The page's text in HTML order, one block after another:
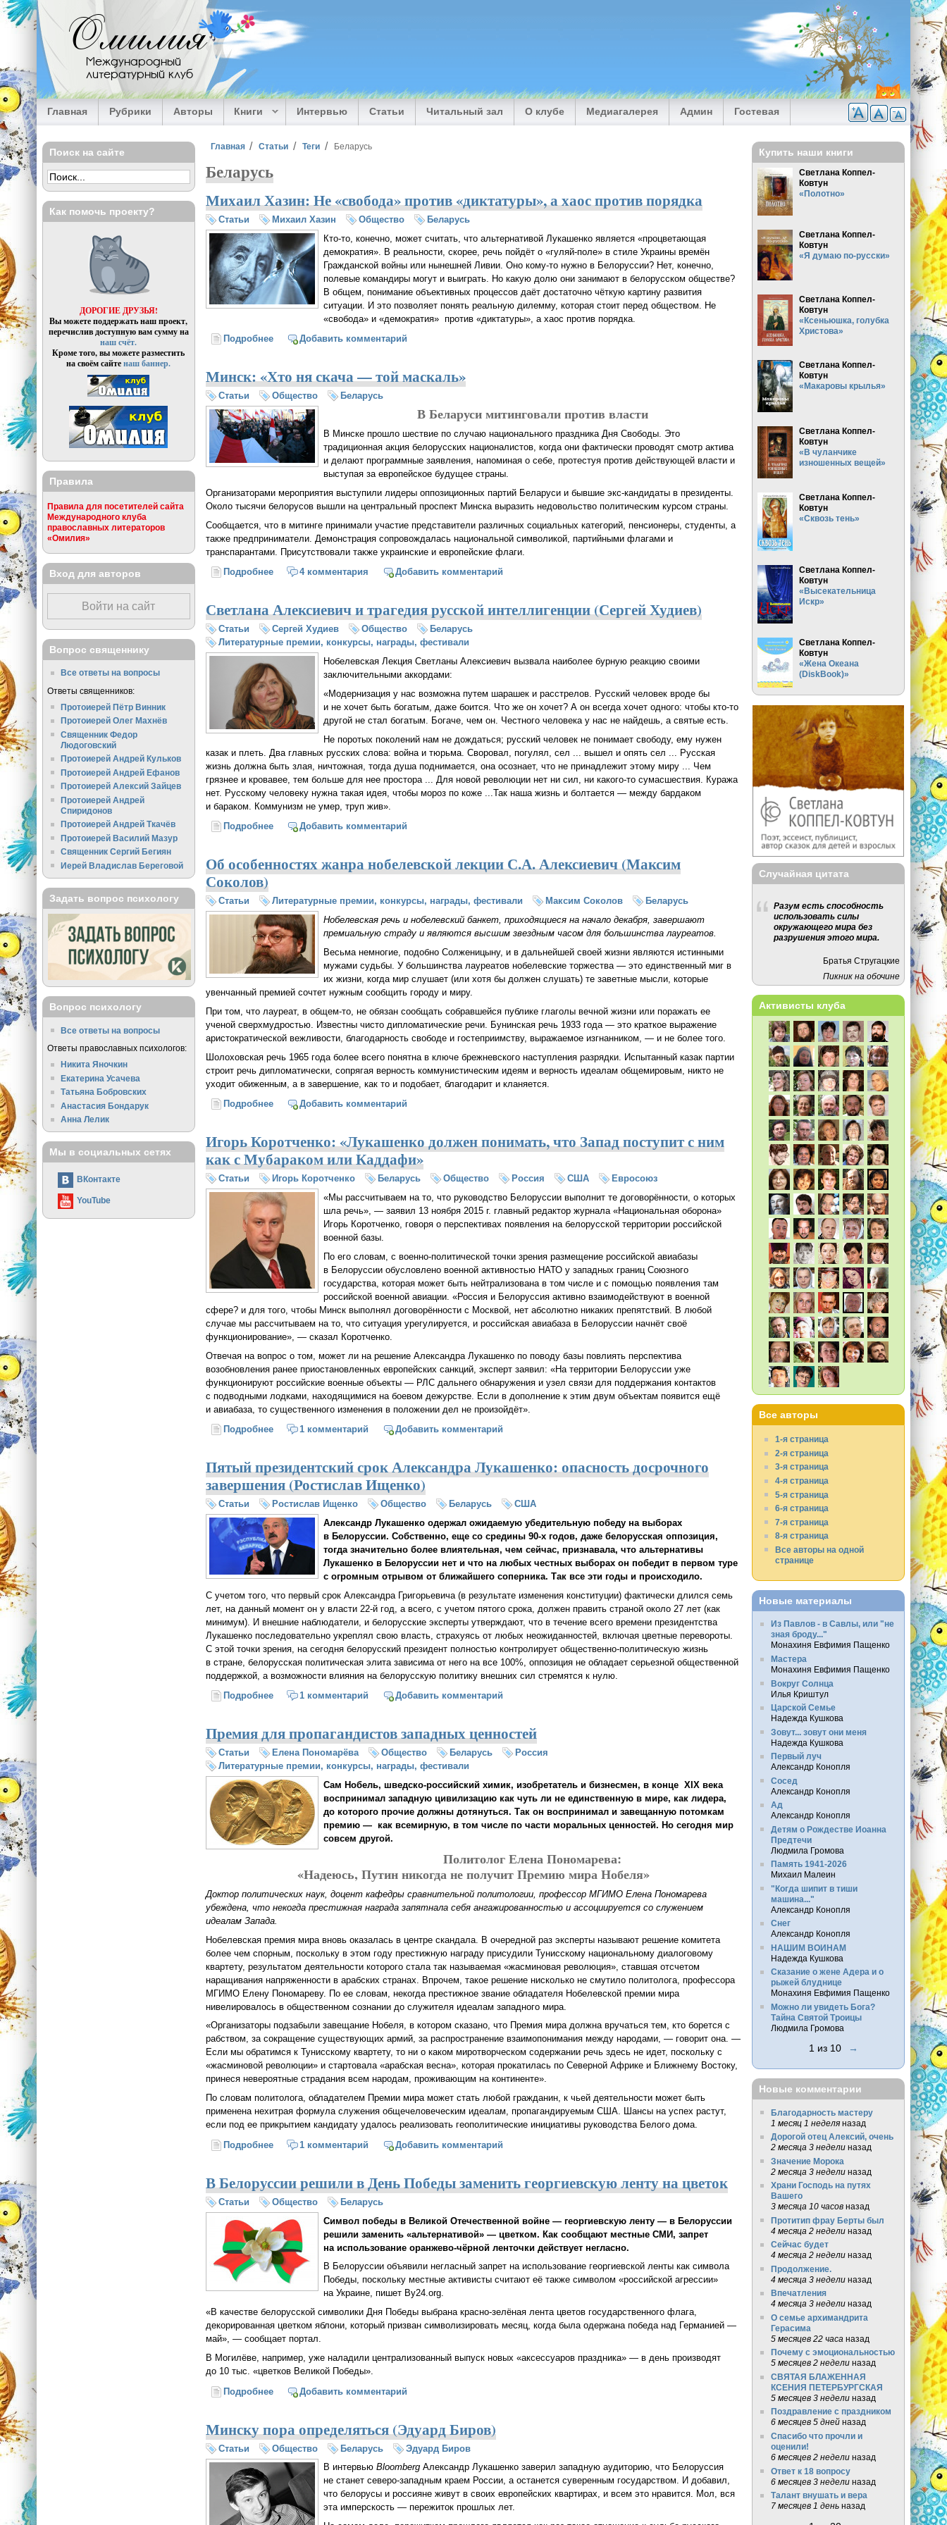
Перейти к основному содержанию
Омилия
Международный
литературный клуб
Главная Рубрики Авторы Книги Интервью Статьи Читальный зал О клубе Медиагалерея Админ Гостевая
Вы здесь
Главная Статьи Теги Беларусь
Беларусь
Михаил Хазин: Не «свобода» против «диктатуры», а хаос против порядка
Статьи Михаил Хазин Общество
Беларусь
Кто-то, конечно, может считать, что альтернативой Лукашенко является «процветающая
демократия». В реальности, скорее, речь пойдёт о «гуляй-поле» в стиле Украины времён
Гражданской войны или нынешней Ливии. Оно кому-то нужно в Белоруссии? Нет, конечно,
полевые командиры могут и выиграть. Но какую долю они занимают в белорусском обществе?
В общем, понимание объективных процессов даёт достаточно чёткую картину развития
ситуации. И это позволяет понять реальную дилемму, которая стоит перед обществом. Не
«свобода» и «демократия» против «диктатуры», а хаос против порядка.
Подробнеео Михаил Хазин: Не «свобода» против «диктатуры», а хаос против порядка
Добавить комментарий
Минск: «Хто ня скача — той маскаль»
Статьи Общество Беларусь
В Беларуси митинговали против власти
В Минске прошло шествие по случаю национального праздника Дня Свободы. Это
традиционная акция белорусских националистов, когда они фактически проводят смотр актива
и делают программные заявления, напоминая о себе, протестуя против действующей власти и
выступая за европейское будущее страны.
Организаторами мероприятия выступили лидеры оппозиционных партий Беларуси и бывшие экс-кандидаты в президенты.
Около тысячи белорусов вышли на центральный проспект Минска выразить недовольство политическим курсом страны.
Сообщается, что в митинге принимали участие представители различных социальных категорий, пенсионеры, студенты, а
также предприниматели. Демонстрация сопровождалась национальной символикой, партийными флагами и
транспарантами. Присутствовали также украинские и европейские флаги.
Подробнеео Минск: «Хто ня скача — той маскаль»
4 комментария Добавить комментарий
Светлана Алексиевич и трагедия русской интеллигенции (Сергей Худиев)
Статьи Сергей Худиев Общество
Беларусь
Литературные премии, конкурсы, награды, фестивали
Нобелевская Лекция Светланы Алексиевич вызвала наиболее бурную реакцию своими
заключительными аккордами:
«Модернизация у нас возможна путем шарашек и расстрелов. Русский человек вроде бы
и не хочет быть богатым, даже боится. Что же он хочет? А он всегда хочет одного: чтобы кто-то
другой не стал богатым. Богаче, чем он. Честного человека у нас не найдешь, а святые есть.
Не поротых поколений нам не дождаться; русский человек не понимает свободу, ему нужен
казак и плеть. Два главных русских слова: война и тюрьма. Своровал, погулял, сел ... вышел и опять сел ... Русская
жизнь должна быть злая, ничтожная, тогда душа поднимается, она осознает, что не принадлежит этому миру ... Чем
грязнее и кровавее, тем больше для нее простора ... Для новой революции нет ни сил, ни какого-то сумасшествия. Куража
нет. Русскому человеку нужна такая идея, чтобы мороз по коже ...Так наша жизнь и болтается — между бардаком
и бараком. Коммунизм не умер, труп жив».
Подробнеео Светлана Алексиевич и трагедия русской интеллигенции (Сергей Худиев)
Добавить комментарий
Об особенностях жанра нобелевской лекции С.А. Алексиевич (Максим
Соколов)
Статьи Литературные премии, конкурсы, награды, фестивали Максим Соколов
Беларусь
Нобелевская речь и нобелевский банкет, приходящиеся на начало декабря, завершают
премиальную страду и являются высшим звездным часом для большинства лауреатов.
Весьма немногие, подобно Солженицыну, и в дальнейшей своей жизни являются истинными
мужами судьбы. У большинства лауреатов нобелевские торжества — это единственный миг в
их жизни, когда мир слушает (или хотя бы должен слушать) те заветные мысли, которые
увенчанный премией сочтет нужным сообщить городу и миру.
При том, что лауреат, в общем-то, не обязан сообщать собравшейся публике глаголы вечной жизни или поражать ее
ученой сверхмудростью. Известны чисто дипломатические речи. Бунинская речь 1933 года — это краткое выражение
аристократической вежливости, благодарность свободе и гостеприимству, выражаемое изгнанником, — и не более того.
Шолоховская речь 1965 года более всего понятна в ключе брежневского наступления разрядки. Испытанный казак партии
строит речь дипломатически, сопрягая верность коммунистическим идеям и верность идеалам общемировым, никто не
уходит обиженным, а в завершение, как то и подобает, благодарит и кланяется.
Подробнеео Об особенностях жанра нобелевской лекции С.А. Алексиевич (Максим Соколов)
Добавить комментарий
Игорь Коротченко: «Лукашенко должен понимать, что Запад поступит с ним
как с Мубараком или Каддафи»
Статьи Игорь Коротченко Беларусь Общество Россия США
Евросоюз
«Мы рассчитываем на то, что руководство Белоруссии выполнит те договорённости, о которых
шла речь», — заявил 13 ноября 2015 г. главный редактор журнала «Национальная оборона»
Игорь Коротченко, говоря о перспективах появления на белорусской территории российской
военной базы.
По его словам, с военно-политической точки зрения размещение российской авиабазы
в Белоруссии обусловлено военной активностью НАТО у западных границ Союзного
государства, которая может быть нейтрализована в том числе и с помощью появления там
российской военной авиации. «Россия и Белоруссия активно взаимодействуют в военной
сфере? и для того, чтобы Минск выполнял договорённости с Москвой, нет абсолютно никаких препятствий. В любой
случае мы рассчитываем на то, что ситуация урегулируется, и российская авиабаза в Белоруссии начнёт своё
функционирование», — сказал Коротченко.
Отвечая на вопрос о том, может ли на решение Александра Лукашенко по поводу базы повлиять перспектива
возобновления ранее приостановленных европейских санкций, эксперт заявил: «На территории Белоруссии уже
функционируют российские военные объекты — РЛС дальнего обнаружения и узел связи для поддержания контактов
с подводными лодками, находящимися на боевом дежурстве. Если в дополнение к этим двум объектам появится ещё
и авиабаза, то существенного изменения в положении дел не произойдёт».
Подробнеео Игорь Коротченко: «Лукашенко должен понимать, что Запад поступит с ним как с Мубараком или Каддафи»
1 комментарий Добавить комментарий
Пятый президентский срок Александра Лукашенко: опасность досрочного
завершения (Ростислав Ищенко)
Статьи Ростислав Ищенко Общество Беларусь
США
Александр Лукашенко одержал ожидаемую убедительную победу на выборах
в Белоруссии. Собственно, еще со средины 90-х годов, даже белорусская оппозиция,
тогда значительно более влиятельная, чем сейчас, признавала, что альтернативы
Лукашенко в Белоруссии нет и что на любых честных выборах он победит в первом туре
с огромным отрывом от ближайшего соперника. Так все эти годы и происходило.
С учетом того, что первый срок Александра Григорьевича (в результате изменения конституции) фактически длился семь
лет, на данный момент он у власти 22-й год, а всего, с учетом пятого срока, должен править страной около 27 лет (как
минимум). И внешние наблюдатели, и белорусские эксперты утверждают, что в течение всего времени президентства
Лукашенко последовательно укреплял свою власть, страхуясь от любых неожиданностей, включая цветные перевороты.
С этой точки зрения, на сегодня белорусский президент полностью контролирует общественно-политическую жизнь
в стране, белорусская политическая элита зависима от него на все 100%, оппозиция не обладает серьезной общественной
поддержкой, а возможности влияния на белорусскую политику внешних сил стремятся к нулю.
Подробнеео Пятый президентский срок Александра Лукашенко: опасность досрочного завершения (Ростислав Ищенко)
1 комментарий Добавить комментарий
Премия для пропагандистов западных ценностей
Статьи Елена Пономарёва Общество Беларусь
Россия
Литературные премии, конкурсы, награды, фестивали
Сам Нобель, шведско-российский химик, изобретатель и бизнесмен, в конце XIX века
воспринимал западную цивилизацию как чуть ли не единственную в мире, как лидера,
до которого прочие должны дотянуться. Так он воспринимал и завещанную потомкам
премию — как всемирную, в том числе по части моральных ценностей. Но сегодня мир
совсем другой.
Политолог Елена Пономарева:
«Надеюсь, Путин никогда не получит Премию мира Нобеля»
Доктор политических наук, доцент кафедры сравнительной политологии, профессор МГИМО Елена Пономарева
убеждена, что некогда престижная награда запятнала себя ангажированностью и ассоциируется со служением
идеалам Запада.
Нобелевская премия мира вновь оказалась в центре скандала. В очередной раз эксперты называют решение комитета
более чем спорным, поскольку в этом году престижную награду присудили Тунисскому национальному диалоговому
квартету, результатом деятельности которого стала так называемая «жасминовая революция», ставшая отсчетом
наращивания напряженности в арабских странах. Впрочем, такое решение нисколько не смутило политолога, профессора
МГИМО Елену Пономареву. По ее словам, некогда престижное звание обладателя Нобелевской премии мира
нивелировалось в общественном сознании до служителя идеалам западного мира.
«Организаторы подзабыли завещание Нобеля, в котором сказано, что Премия мира должна вручаться тем, кто борется с
рабством, за сокращение существующих армий, за распространение взаимопонимания между народами, — говорит она. —
Если мы обратимся к Тунисскому квартету, то ни о каком миротворческом содержании речь здесь не идет, поскольку с
«жасминовой революции» и стартовала «арабская весна», которая прокатилась по Северной Африке и Ближнему Востоку,
принеся невероятные страдания всем народам, проживающим на континенте».
По словам политолога, обладателем Премии мира может стать любой гражданин, к чьей деятельности может быть
применена нехитрая формула служения общечеловеческим идеалам, пропагандируемым США. Шансы на успех растут,
если под ее прикрытием кандидату удалось реализовать геополитические инициативы руководства Белого дома.
Подробнеео Премия для пропагандистов западных ценностей
1 комментарий Добавить комментарий
В Белоруссии решили в День Победы заменить георгиевскую ленту на цветок
Статьи Общество
Беларусь
Символ победы в Великой Отечественной войне — георгиевскую ленту — в Белоруссии
решили заменить «альтернативой» — цветком. Как сообщают местные СМИ, запрет
на использование оранжево-чёрной ленточки действует негласно.
В Белоруссии объявили негласный запрет на использование георгиевской ленты как символа
Победы, поскольку местные активисты считают её также символом «российской агрессии»
на Украине, пишет By24.org.
«В качестве белорусской символики Дня Победы выбрана красно-зелёная лента цветов государственного флага,
декорированная цветком яблони, который призван символизировать месяц, когда была одержана победа над Германией —
май», — сообщает портал.
В Могилёве, например, уже наладили централизованный выпуск новых «аксессуаров праздника» — в день производят
до 10 тыс. «цветков Великой Победы».
Подробнеео В Белоруссии решили в День Победы заменить георгиевскую ленту на цветок
Добавить комментарий
Минску пора определяться (Эдуард Биров)
Статьи Общество Беларусь
Эдуард Биров
В интервьюBloomberg Александр Лукашенко заверил западную аудиторию, что Белоруссия
не станет северо-западным краем России, а останется суверенным государством. И добавил,
что белорусы и россияне живут в своих европейских квартирах, и всем это нравится. Мол, вся
эта имперскость — пережиток прошлых лет.
Поиск на сайте
Как помочь проекту?
ДОРОГИЕ ДРУЗЬЯ!
Вы можете поддержать наш проект,
перечислив доступную вам сумму на
наш счёт.
Кроме того, вы можете разместить
на своём сайтенаш баннер.
Правила
Правила для посетителей сайта
Международного клуба
православных литераторов
«Омилия»
Вход для авторов
Войти на сайт
Вопрос священнику
Все ответы на вопросы
Ответы священников:
Протоиерей Пётр Винник
Протоиерей Олег Махнёв
Священник Федор
Людоговский
Протоиерей Андрей Кульков
Протоиерей Андрей Ефанов
Протоиерей Алексий Зайцев
Протоиерей Андрей
Спиридонов
Протоиерей Андрей Ткачёв
Протоиерей Василий Мазур
Священник Сергий Бегиян
Иерей Владислав Береговой
Задать вопрос психологу
Вопрос психологу
Все ответы на вопросы
Ответы православных психологов:
Никита Яночкин
Екатерина Усачева
Татьяна Бобровских
Анастасия Бондарук
Анна Лелик
Мы в социальных сетях
ВКонтакте
YouTube
Купить наши книги
Светлана Коппел-
Ковтун
«Полотно»
Светлана Коппел-
Ковтун
«Я думаю по-русски»
Светлана Коппел-
Ковтун
«Ксеньюшка, голубка
Христова»
Светлана Коппел-
Ковтун
«Макаровы крылья»
Светлана Коппел-
Ковтун
«В чуланчике
изношенных вещей»
Светлана Коппел-
Ковтун
«Сквозь тень»
Светлана Коппел-
Ковтун
«Высекательница
Искр»
Светлана Коппел-
Ковтун
«Жена Океана
(DiskBook)»
Случайная цитата
Разум есть способность
использовать силы
окружающего мира без
разрушения этого мира.
Братья Стругацкие
Пикник на обочине
Активисты клуба
Все авторы
1-я страница
2-я страница
3-я страница
4-я страница
5-я страница
6-я страница
7-я страница
8-я страница
Все авторы на одной
странице
Новые материалы
Из Павлов - в Савлы, или "не
зная броду..."
Монахиня Евфимия Пащенко
Мастера
Монахиня Евфимия Пащенко
Вокруг Солнца
Илья Криштул
Царской Семье
Надежда Кушкова
Зовут... зовут они меня
Надежда Кушкова
Первый луч
Александр Конопля
Сосед
Александр Конопля
Ад
Александр Конопля
Детям о Рождестве Иоанна
Предтечи
Людмила Громова
Память 1941-2026
Михаил Малеин
"Когда шипит в тиши
машина..."
Александр Конопля
Снег
Александр Конопля
НАШИМ ВОИНАМ
Надежда Кушкова
Сказание о жене Адера и о
рыжей блуднице
Монахиня Евфимия Пащенко
Можно ли увидеть Бога?
Тайна Святой Троицы
Людмила Громова
1 из 10 →
Новые комментарии
Благодарность мастеру
1 месяц 1 неделяназад
Дорогой отец Алексий, очень
2 месяца 3 неделиназад
Значение Морока
2 месяца 3 неделиназад
Храни Господь на путях
Вашего
3 месяца 10 часовназад
Протитип фрау Берты был
4 месяца 2 неделиназад
Сейчас будет
4 месяца 2 неделиназад
Продолжение.
4 месяца 3 неделиназад
Впечатления
4 месяца 3 неделиназад
О семье архимандрита
Герасима
5 месяцев 22 часа назад
Почему с эмоциональностью
5 месяцев 2 неделиназад
СВЯТАЯ БЛАЖЕННАЯ
КСЕНИЯ ПЕТЕРБУРГСКАЯ
5 месяцев 3 неделиназад
Поздравление с праздником
6 месяцев 5 днейназад
Спасибо что прочли и
оценили!
6 месяцев 2 неделиназад
Ответ к 18 вопросу
6 месяцев 3 неделиназад
Талант внушать и вера
7 месяцев 1 деньназад